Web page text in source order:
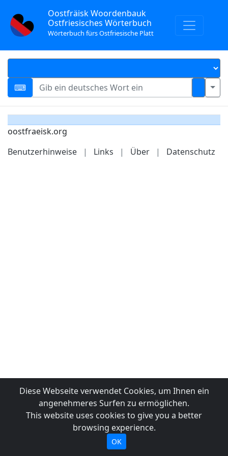
Oostfräisk Woordenbauk
Ostfriesisches Wörterbuch
Wörterbuch fürs Ostfriesische Platt
oostfraeisk.org
Benutzerhinweise
| Links | Über | Datenschutz
Diese Webseite verwendet Cookies, um Ihnen ein
angenehmeres Surfen zu ermöglichen.
This website uses cookies to give you a better
browsing experience.
OK